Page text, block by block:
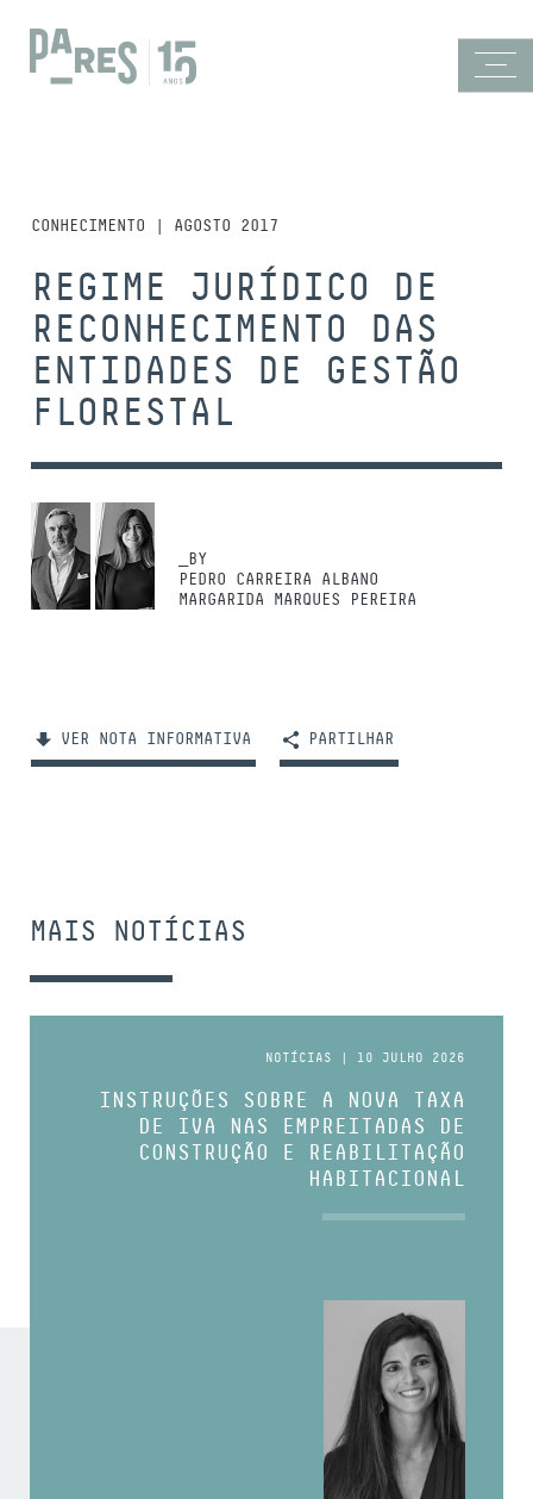
CONHECIMENTO | AGOSTO 2017
REGIME JURÍDICO DE
RECONHECIMENTO DAS
ENTIDADES DE GESTÃO
FLORESTAL
_BY
PEDRO CARREIRA ALBANO
MARGARIDA MARQUES PEREIRA
VER NOTA INFORMATIVA PARTILHAR
MAIS NOTÍCIAS
NOTÍCIAS | 10 JULHO 2026
INSTRUÇÕES SOBRE A NOVA TAXA
DE IVA NAS EMPREITADAS DE
CONSTRUÇÃO E REABILITAÇÃO
HABITACIONAL